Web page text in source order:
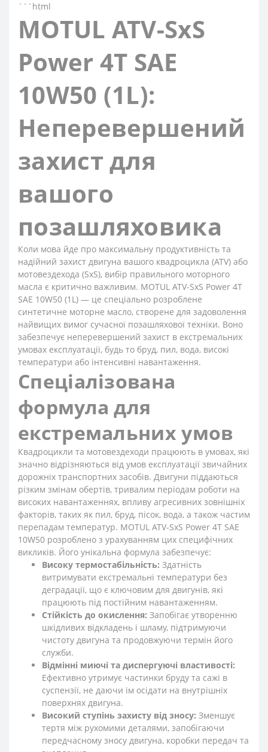
```html
MOTUL ATV-SxS
Power 4T SAE
10W50 (1L):
Неперевершений
захист для
вашого
позашляховика
Коли мова йде про максимальну продуктивність та
надійний захист двигуна вашого квадроцикла (ATV) або
мотовездехода (SxS), вибір правильного моторного
масла є критично важливим. MOTUL ATV-SxS Power 4T
SAE 10W50 (1L) — це спеціально розроблене
синтетичне моторне масло, створене для задоволення
найвищих вимог сучасної позашляхової техніки. Воно
забезпечує неперевершений захист в екстремальних
умовах експлуатації, будь то бруд, пил, вода, високі
температури або інтенсивні навантаження.
Спеціалізована
формула для
екстремальних умов
Квадроцикли та мотовездеходи працюють в умовах, які
значно відрізняються від умов експлуатації звичайних
дорожніх транспортних засобів. Двигуни піддаються
різким змінам обертів, тривалим періодам роботи на
високих навантаженнях, впливу агресивних зовнішніх
факторів, таких як пил, бруд, пісок, вода, а також частим
перепадам температур. MOTUL ATV-SxS Power 4T SAE
10W50 розроблено з урахуванням цих специфічних
викликів. Його унікальна формула забезпечує:
Високу термостабільність: Здатність
витримувати екстремальні температури без
деградації, що є ключовим для двигунів, які
працюють під постійним навантаженням.
Стійкість до окислення: Запобігає утворенню
шкідливих відкладень і шламу, підтримуючи
чистоту двигуна та продовжуючи термін його
служби.
Відмінні миючі та диспергуючі властивості:
Ефективно утримує частинки бруду та сажі в
суспензії, не даючи їм осідати на внутрішніх
поверхнях двигуна.
Високий ступінь захисту від зносу: Зменшує
тертя між рухомими деталями, запобігаючи
передчасному зносу двигуна, коробки передач та